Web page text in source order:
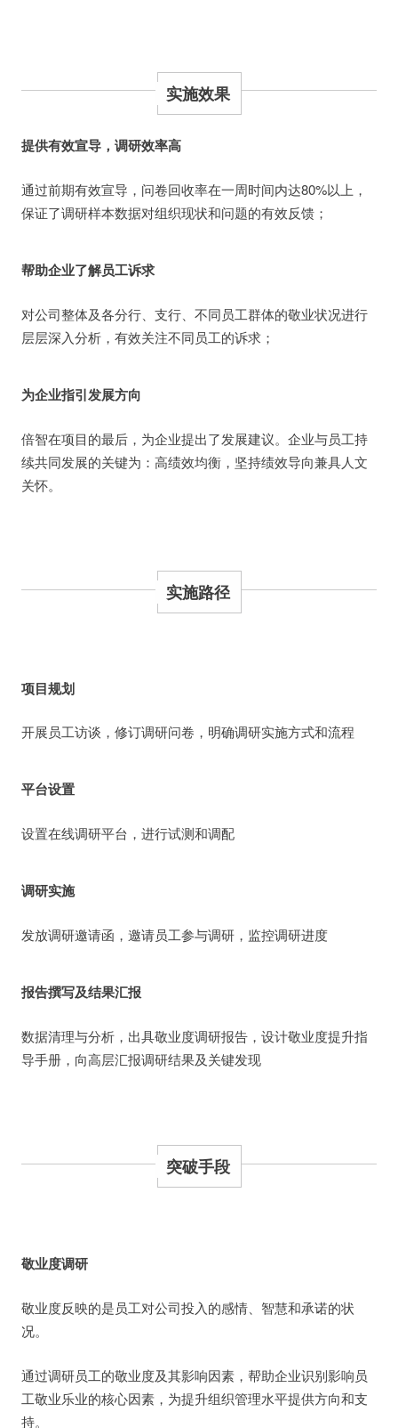
实施效果
提供有效宣导，调研效率高
通过前期有效宣导，问卷回收率在一周时间内达80%以上，
保证了调研样本数据对组织现状和问题的有效反馈；
帮助企业了解员工诉求
对公司整体及各分行、支行、不同员工群体的敬业状况进行
层层深入分析，有效关注不同员工的诉求；
为企业指引发展方向
倍智在项目的最后，为企业提出了发展建议。企业与员工持
续共同发展的关键为：高绩效均衡，坚持绩效导向兼具人文
关怀。
实施路径
项目规划
开展员工访谈，修订调研问卷，明确调研实施方式和流程
平台设置
设置在线调研平台，进行试测和调配
调研实施
发放调研邀请函，邀请员工参与调研，监控调研进度
报告撰写及结果汇报
数据清理与分析，出具敬业度调研报告，设计敬业度提升指
导手册，向高层汇报调研结果及关键发现
突破手段
敬业度调研
敬业度反映的是员工对公司投入的感情、智慧和承诺的状
况。
通过调研员工的敬业度及其影响因素，帮助企业识别影响员
工敬业乐业的核心因素，为提升组织管理水平提供方向和支
持。